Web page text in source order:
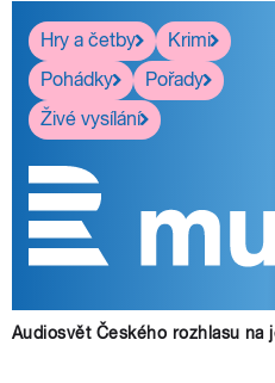
Hry a četby
Krimi
Pohádky
Pořady
Živé vysílání
Audiosvět Českého rozhlasu na